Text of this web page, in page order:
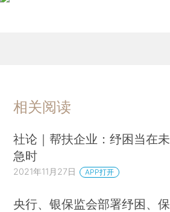
相关阅读
社论｜帮扶企业：纾困当在未
急时
2021年11月27日 APP打开
央行、银保监会部署纾困、保